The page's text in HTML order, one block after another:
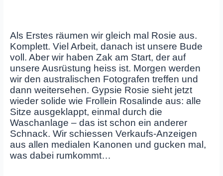
Als Erstes räumen wir gleich mal Rosie aus.
Komplett. Viel Arbeit, danach ist unsere Bude
voll. Aber wir haben Zak am Start, der auf
unsere Ausrüstung heiss ist. Morgen werden
wir den australischen Fotografen treffen und
dann weitersehen. Gypsie Rosie sieht jetzt
wieder solide wie Frollein Rosalinde aus: alle
Sitze ausgeklappt, einmal durch die
Waschanlage – das ist schon ein anderer
Schnack. Wir schiessen Verkaufs-Anzeigen
aus allen medialen Kanonen und gucken mal,
was dabei rumkommt…